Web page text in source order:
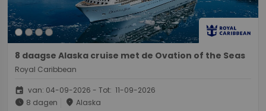
8 daagse Alaska cruise met de Ovation of the Seas
Royal Caribbean
event van: 04-09-2026 - Tot: 11-09-2026
schedule 8 dagen place Alaska